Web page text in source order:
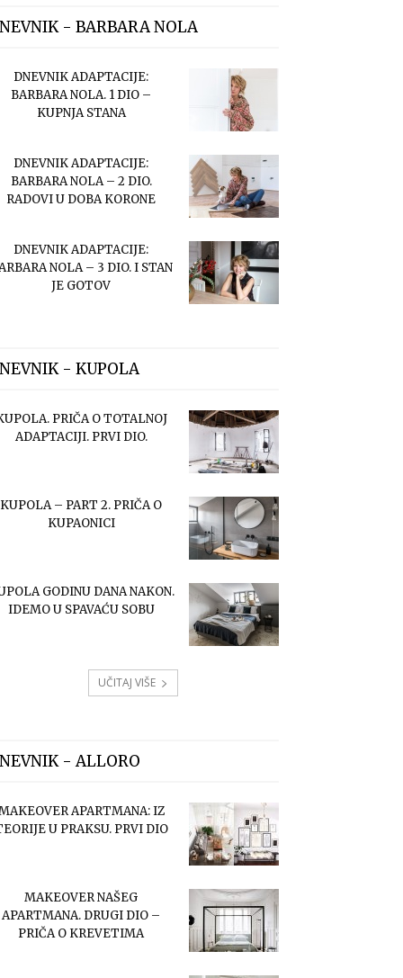
- BARBARA NOLA
DNEVNIK ADAPTACIJE:
BARBARA NOLA. 1 DIO –
KUPNJA STANA
DNEVNIK ADAPTACIJE:
BARBARA NOLA – 2 DIO.
RADOVI U DOBA KORONE
DNEVNIK ADAPTACIJE:
NOLA – 3 DIO. I STAN
JE GOTOV
- KUPOLA
PRIČA O TOTALNOJ
ADAPTACIJI. PRVI DIO.
KUPOLA – PART 2. PRIČA O
KUPAONICI
GODINU DANA NAKON.
IDEMO U SPAVAĆU SOBU
UČITAJ VIŠE
- ALLORO
APARTMANA: IZ
U PRAKSU. PRVI DIO
MAKEOVER NAŠEG
APARTMANA. DRUGI DIO –
PRIČA O KREVETIMA